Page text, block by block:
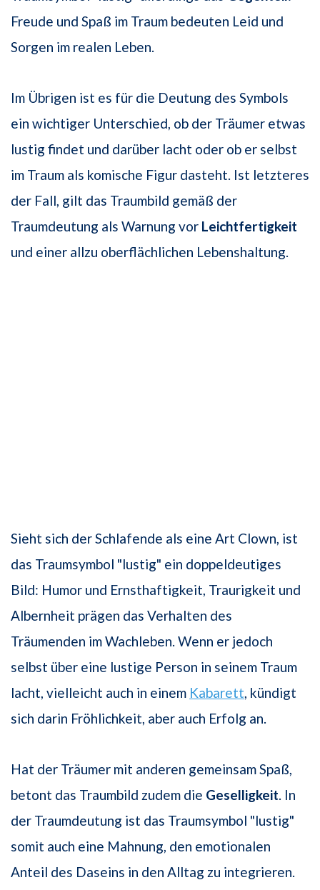
Freude und Spaß im Traum bedeuten Leid und
Sorgen im realen Leben.
Im Übrigen ist es für die Deutung des Symbols
ein wichtiger Unterschied, ob der Träumer etwas
lustig findet und darüber lacht oder ob er selbst
im Traum als komische Figur dasteht. Ist letzteres
der Fall, gilt das Traumbild gemäß der
Traumdeutung als Warnung vor Leichtfertigkeit
und einer allzu oberflächlichen Lebenshaltung.
Sieht sich der Schlafende als eine Art Clown, ist
das Traumsymbol "lustig" ein doppeldeutiges
Bild: Humor und Ernsthaftigkeit, Traurigkeit und
Albernheit prägen das Verhalten des
Träumenden im Wachleben. Wenn er jedoch
selbst über eine lustige Person in seinem Traum
lacht, vielleicht auch in einem Kabarett, kündigt
sich darin Fröhlichkeit, aber auch Erfolg an.
Hat der Träumer mit anderen gemeinsam Spaß,
betont das Traumbild zudem die Geselligkeit. In
der Traumdeutung ist das Traumsymbol "lustig"
somit auch eine Mahnung, den emotionalen
Anteil des Daseins in den Alltag zu integrieren.